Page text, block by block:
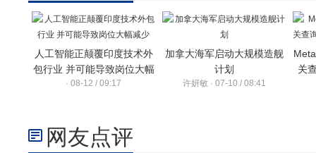
人工智能正颠覆印度技术外
包行业 并可能导致岗位大幅
减少
· 08-12 / 09:17
加拿大海军启动大规模造舰
计划
许妍敏 · 07-10 / 08:41
关
网友点评